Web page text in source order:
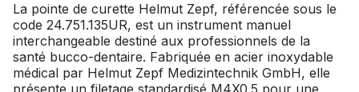
La pointe de curette Helmut Zepf, référencée sous le
code 24.751.135UR, est un instrument manuel
interchangeable destiné aux professionnels de la
santé bucco-dentaire. Fabriquée en acier inoxydable
médical par Helmut Zepf Medizintechnik GmbH, elle